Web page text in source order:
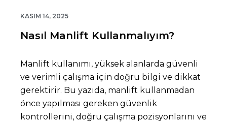
KASIM 14, 2025
Nasıl Manlift Kullanmalıyım?
Manlift kullanımı, yüksek alanlarda güvenli
ve verimli çalışma için doğru bilgi ve dikkat
gerektirir. Bu yazıda, manlift kullanmadan
önce yapılması gereken güvenlik
kontrollerini, doğru çalışma pozisyonlarını ve